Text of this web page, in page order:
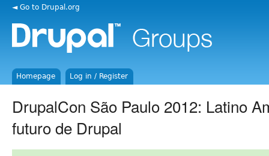
◄ Go to Drupal.org
Homepage Log in / Register
DrupalCon São Paulo 2012: Latino
futuro de Drupal